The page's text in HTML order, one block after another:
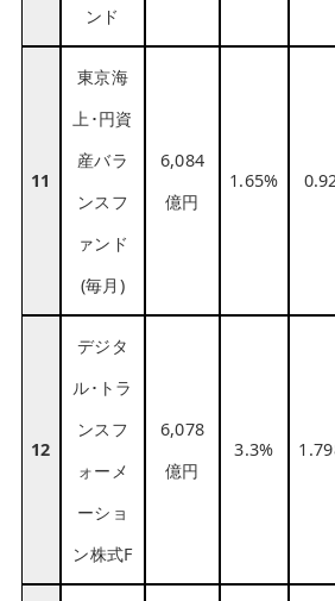
ンド
11
東京海
上･円資
産バラ
ンスフ
ァンド
(毎月)
6,084
億円
1.65%
12
デジタ
ル･トラ
ンスフ
ォーメ
ーショ
ン株式F
6,078
億円
3.3%